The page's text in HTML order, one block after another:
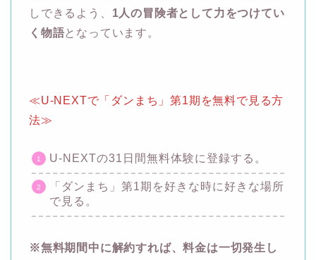
しできるよう、 1人の冒険者として力をつけてい
く物語となっています。
≪U-NEXTで「ダンまち」第1期を無料で見る方
法≫
U-NEXTの31日間無料体験に登録する。
「ダンまち」第1期を好きな時に好きな場所
で見る。
※無料期間中に解約すれば、料金は一切発生し